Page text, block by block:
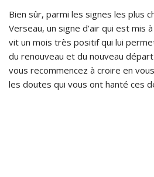
Bien sûr, parmi les signes les plus
Verseau, un signe d’air qui est mis
vit un mois très positif qui lui
du renouveau et du nouveau
vous recommencez à croire en
les doutes qui vous ont hanté ces